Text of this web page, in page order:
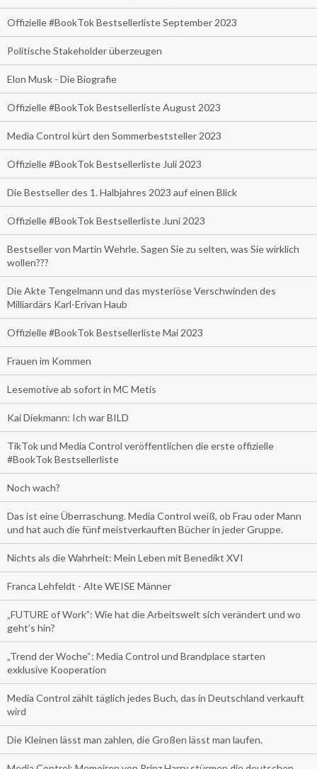
Offizielle #BookTok Bestsellerliste September 2023
Politische Stakeholder überzeugen
Elon Musk - Die Biografie
Offizielle #BookTok Bestsellerliste August 2023
Media Control kürt den Sommerbeststeller 2023
Offizielle #BookTok Bestsellerliste Juli 2023
Die Bestseller des 1. Halbjahres 2023 auf einen Blick
Offizielle #BookTok Bestsellerliste Juni 2023
Bestseller von Martin Wehrle. Sagen Sie zu selten, was Sie wirklich
wollen???
Die Akte Tengelmann und das mysteriöse Verschwinden des
Milliardärs Karl-Erivan Haub
Offizielle #BookTok Bestsellerliste Mai 2023
Frauen im Kommen
Lesemotive ab sofort in MC Metis
Kai Diekmann: Ich war BILD
TikTok und Media Control veröffentlichen die erste offizielle
#BookTok Bestsellerliste
Noch wach?
Das ist eine Überraschung. Media Control weiß, ob Frau oder Mann
und hat auch die fünf meistverkauften Bücher in jeder Gruppe.
Nichts als die Wahrheit: Mein Leben mit Benedikt XVI
Franca Lehfeldt - Alte WEISE Männer
„FUTURE of Work”: Wie hat die Arbeitswelt sich verändert und wo
geht’s hin?
„Trend der Woche“: Media Control und Brandplace starten
exklusive Kooperation
Media Control zählt täglich jedes Buch, das in Deutschland verkauft
wird
Die Kleinen lässt man zahlen, die Großen lässt man laufen.